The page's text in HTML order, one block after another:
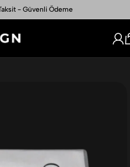
- Güvenli Ödeme